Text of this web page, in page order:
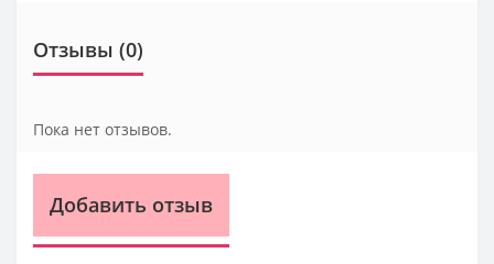
Отзывы (0)
Пока нет отзывов.
Добавить отзыв